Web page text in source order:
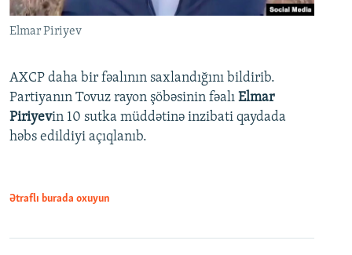
Elmar Piriyev
AXCP daha bir fəalının saxlandığını bildirib.
Partiyanın Tovuz rayon şöbəsinin fəalı Elmar
Piriyevin 10 sutka müddətinə inzibati qaydada
həbs edildiyi açıqlanıb.
Ətraflı burada oxuyun